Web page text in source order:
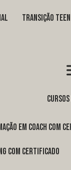
TRANSIÇÃO TEEN
em coach com
com certificado